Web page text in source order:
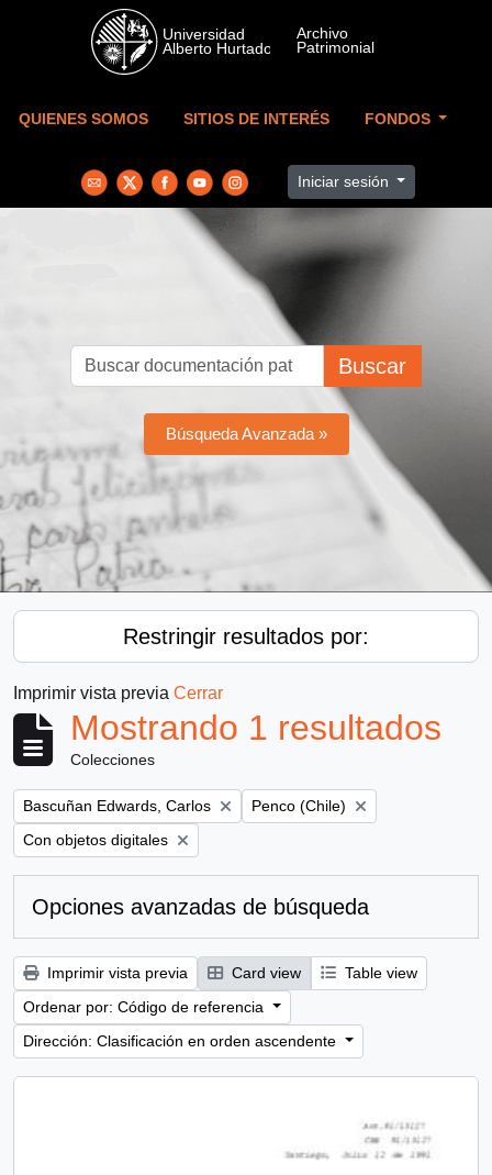
Skip to main content
QUIENES SOMOS SITIOS DE INTERÉS FONDOS
Iniciar sesión
Buscar
Búsqueda Avanzada »
Restringir resultados por:
Imprimir vista previa Cerrar
Mostrando 1 resultados
Colecciones
Remove filter:
Bascuñan Edwards, Carlos Remove filter:
Penco (Chile)
Remove filter:
Con objetos digitales
Opciones avanzadas de búsqueda
Imprimir vista previa Card view
Table view
Ordenar por: Código de referencia
Dirección: Clasificación en orden ascendente